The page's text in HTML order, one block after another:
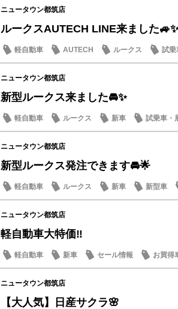
ニュータウン都筑店
ルークスAUTECH LINE来ました
軽自動車 AUTECH ルークス 試乗
ニュータウン都筑店
新型ルークス来ました🚘✨
軽自動車 ルークス 新車 試乗車・
ニュータウン都筑店
新型ルークス発注できます🚘🌟
軽自動車 ルークス 新車 新型車
ニュータウン都筑店
軽自動車大特価‼️
軽自動車 新車 セール情報 お買得
ニュータウン都筑店
【大人気】日産サクラ🌸